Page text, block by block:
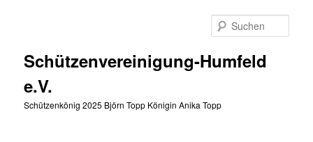
Schützenvereinigung-Humfeld
e.V.
Schützenkönig 2025 Björn Topp Königin Anika Topp